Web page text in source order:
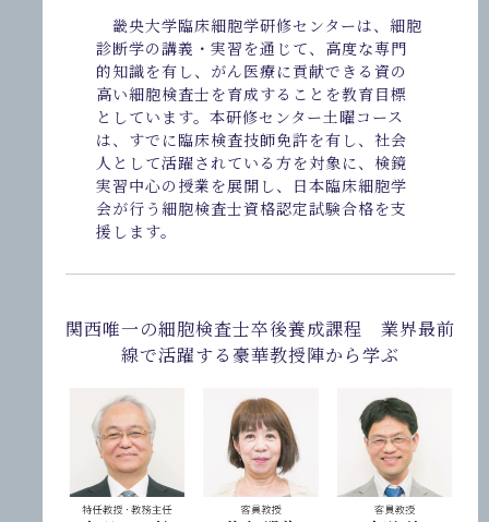
畿央大学臨床細胞学研修センターは、細胞
診断学の講義・実習を通じて、高度な専門
的知識を有し、がん医療に貢献できる資の
高い細胞検査士を育成することを教育目標
としています。本研修センター土曜コース
は、すでに臨床検査技師免許を有し、社会
人として活躍されている方を対象に、検鏡
実習中心の授業を展開し、日本臨床細胞学
会が行う細胞検査士資格認定試験合格を支
援します。
関西唯一の細胞検査士卒後養成課程 業界最前
線で活躍する豪華教授陣から学ぶ